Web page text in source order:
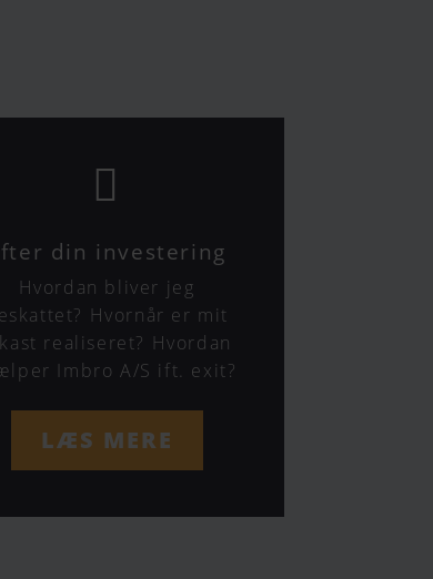

din investering
Hvordan bliver jeg
Hvornår er mit
realiseret? Hvordan
Imbro A/S ift. exit?
LÆS MERE